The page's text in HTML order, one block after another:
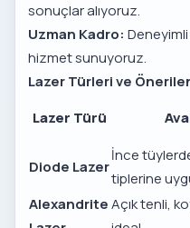
sonuçlar alıyoruz.
Uzman Kadro:
hizmet sunuyoruz.
Lazer Türleri ve
Lazer Türü
Diode Lazer
İnce
tiplerine
Alexandrite Açık tenli,